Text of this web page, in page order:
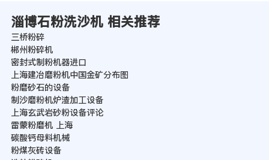
淄博石粉洗沙机 相关推荐
三桥粉碎
郴州粉碎机
密封式制粉机器进口
上海建冶磨粉机中国金矿分布图
粉磨砂石的设备
制沙磨粉机炉渣加工设备
上海玄武岩砂粉设备评论
雷蒙粉磨机 上海
碳酸钙母料机械
粉煤灰砖设备